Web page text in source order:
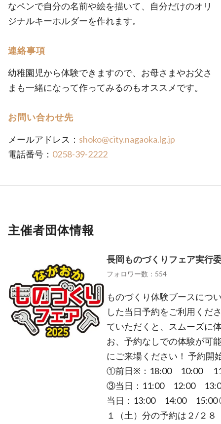
なペンで自分の名前や絵を描いて、自分だけのオリ
ジナルキーホルダーを作れます。
連絡事項
幼稚園児から体験できますので、お母さまやお父さ
まも一緒になって作ってみるのもオススメです。
お問い合わせ先
メールアドレス： shoko@city.nagaoka.lg.jp
電話番号： 0258-39-2222
主催者団体情報
長岡ものづくりフェア実行
フォロワー数：554
ものづくり体験ブースにつ
した当日予約をご利用くだ
ていただくと、スムーズに
お、予約なしでの体験が可
にご来場ください！ 予約
①前日※：18:00 10:00
③当日：11:00 12:00
当日：13:00 14:00
１（土）分の予約は２/２